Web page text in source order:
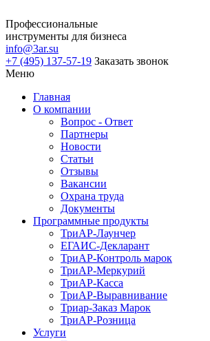
Профессиональные
инструменты для бизнеса
info@3ar.su
+7 (495) 137-57-19 Заказать звонок
Меню
Главная
О компании
Вопрос - Ответ
Партнеры
Новости
Статьи
Отзывы
Вакансии
Охрана труда
Документы
Программные продукты
ТриАР-Лаунчер
ЕГАИС-Декларант
ТриАР-Контроль марок
ТриАР-Меркурий
ТриАР-Касса
ТриАР-Выравнивание
Триар-Заказ Марок
ТриАР-Розница
Услуги